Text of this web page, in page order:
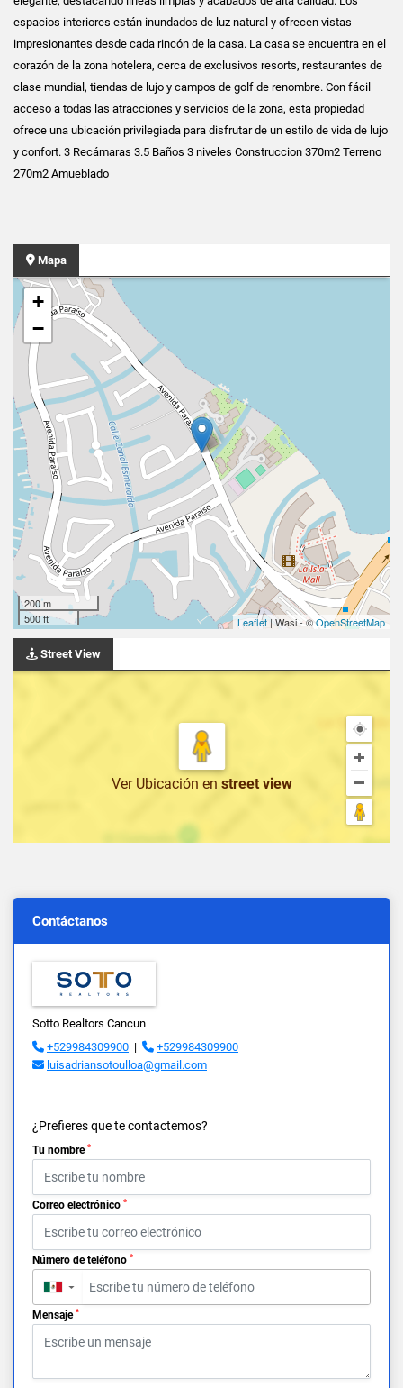
espacios interiores están inundados de luz natural y ofrecen vistas
impresionantes desde cada rincón de la casa. La casa se encuentra en el
corazón de la zona hotelera, cerca de exclusivos resorts, restaurantes de
clase mundial, tiendas de lujo y campos de golf de renombre. Con fácil
acceso a todas las atracciones y servicios de la zona, esta propiedad
ofrece una ubicación privilegiada para disfrutar de un estilo de vida de lujo
y confort. 3 Recámaras 3.5 Baños 3 niveles Construccion 370m2 Terreno
270m2 Amueblado
Mapa
+
−
200 m
500 ft
Leaflet | Wasi - ©OpenStreetMap
Street View
Ver Ubicación en street view
Contáctanos
Sotto Realtors Cancun
+529984309900 |
+529984309900
luisadriansotoulloa@gmail.com
¿Prefieres que te contactemos?
Tu nombre *
Correo electrónico *
Número de teléfono *
▼
Mensaje *